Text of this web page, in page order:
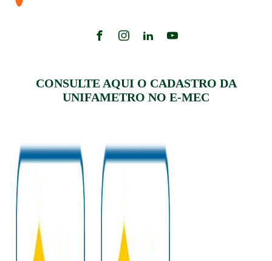
CONSULTE AQUI O CADASTRO DA
UNIFAMETRO NO E-MEC